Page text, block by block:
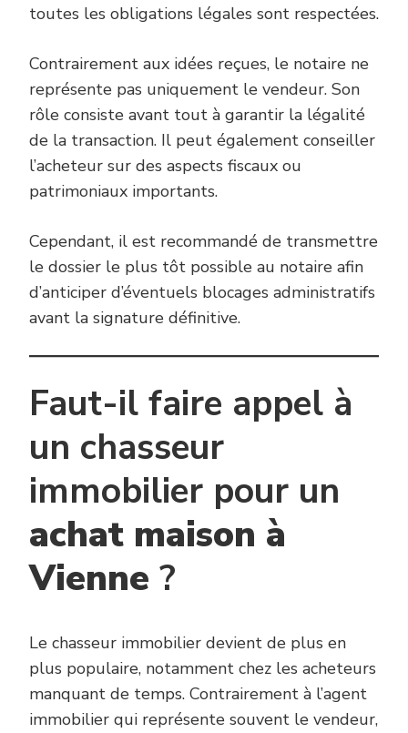
toutes les obligations légales sont respectées.
Contrairement aux idées reçues, le notaire ne
représente pas uniquement le vendeur. Son
rôle consiste avant tout à garantir la légalité
de la transaction. Il peut également conseiller
l’acheteur sur des aspects fiscaux ou
patrimoniaux importants.
Cependant, il est recommandé de transmettre
le dossier le plus tôt possible au notaire afin
d’anticiper d’éventuels blocages administratifs
avant la signature définitive.
Faut-il faire appel à
un chasseur
immobilier pour un
achat maison à
Vienne ?
Le chasseur immobilier devient de plus en
plus populaire, notamment chez les acheteurs
manquant de temps. Contrairement à l’agent
immobilier qui représente souvent le vendeur,